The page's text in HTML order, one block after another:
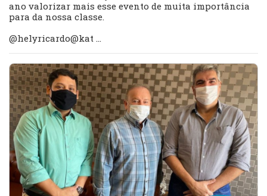
ano valorizar mais esse evento de muita importância
para da nossa classe.
@helyricardo@kat ...